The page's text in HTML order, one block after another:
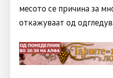
месото се причина за
откажуваат од